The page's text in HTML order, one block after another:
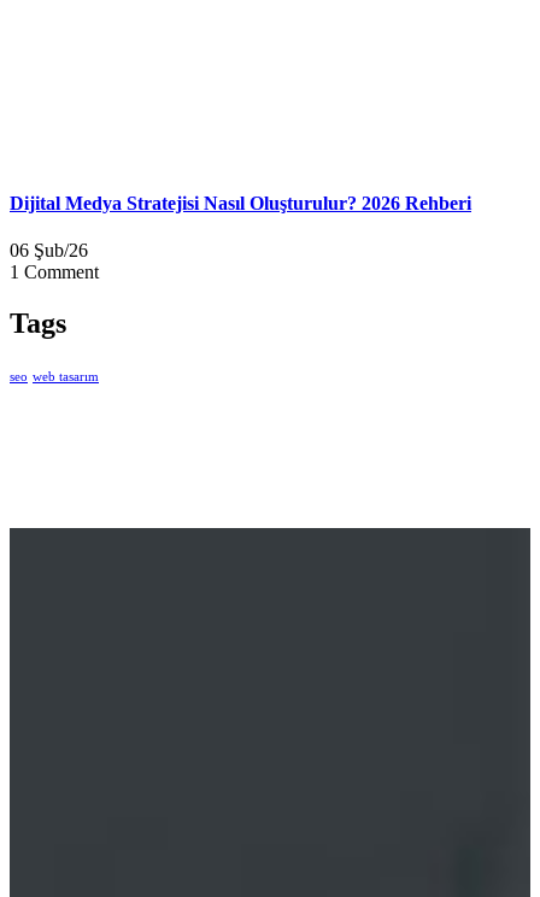
Dijital Medya Stratejisi Nasıl Oluşturulur? 2026 Rehberi
06 Şub/26
1 Comment
Tags
seo web tasarım